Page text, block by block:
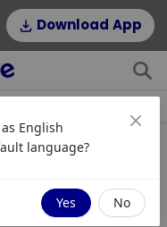
Download App
English
language?
Yes No